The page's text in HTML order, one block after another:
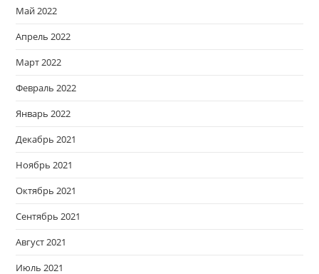
Май 2022
Апрель 2022
Март 2022
Февраль 2022
Январь 2022
Декабрь 2021
Ноябрь 2021
Октябрь 2021
Сентябрь 2021
Август 2021
Июль 2021